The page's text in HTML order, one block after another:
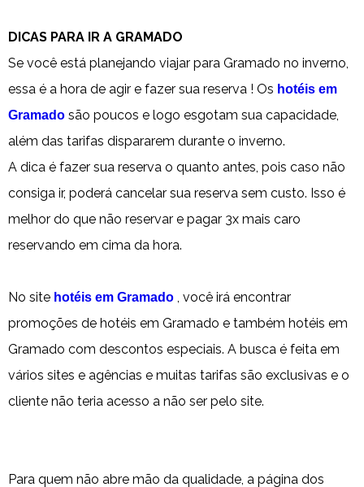
DICAS PARA IR A GRAMADO
Se você está planejando viajar para Gramado no inverno,
essa é a hora de agir e fazer sua reserva ! Os hotéis em
Gramado são poucos e logo esgotam sua capacidade,
além das tarifas dispararem durante o inverno.
A dica é fazer sua reserva o quanto antes, pois caso não
consiga ir, poderá cancelar sua reserva sem custo. Isso é
melhor do que não reservar e pagar 3x mais caro
reservando em cima da hora.
No site hotéis em Gramado , você irá encontrar
promoções de hotéis em Gramado e também hotéis em
Gramado com descontos especiais. A busca é feita em
vários sites e agências e muitas tarifas são exclusivas e o
cliente não teria acesso a não ser pelo site.
Para quem não abre mão da qualidade, a página dos